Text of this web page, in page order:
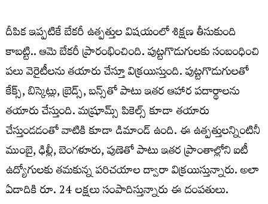
దీపిక ఇప్ప‌టికే బేకరీ ఉత్ప‌త్తుల విష‌యంలో శిక్ష‌ణ తీసుకుంది
కాబ‌ట్టి.. ఆమె బేక‌రీ ప్రారంభించింది. పుట్ట‌గొడుగుల‌కు సంబంధించి
ప‌లు వెరైటీల‌ను త‌యారు చేస్తూ విక్ర‌యిస్తుంది. పుట్ట‌గొడుగుల‌తో
కేక్స్, బిస్కెట్లు, బ్రెడ్స్, బ‌న్స్‌తో పాటు ఇత‌ర ఆహార ప‌దార్థాలను
త‌యారు చేస్తుంది. మ‌ష్రూమ్స్ పికెల్స్ కూడా త‌యారు
చేస్తుండ‌డంతో వాటికి కూడా డిమాండ్ ఉంది. ఈ ఉత్ప‌త్తుల‌న్నింటినీ
ముంబై, ఢిల్లీ, బెంగ‌ళూరు, పుణెతో పాటు ఇత‌ర ప్రాంతాల్లోని ఐటీ
ఉద్యోగుల‌కు త‌మ‌కున్న ప‌రిచ‌యాల ద్వారా విక్రయిస్తున్నారు. అలా
ఏడాదికి రూ. 24 ల‌క్ష‌లు సంపాదిస్తున్నారు ఈ దంప‌తులు.